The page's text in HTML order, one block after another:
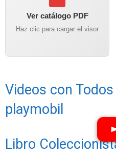
Ver catálogo PDF
Haz clic para cargar el visor
Videos con
playmobil
Libro